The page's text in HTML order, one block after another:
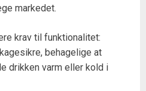
markedet.
krav til funktionalitet:
behagelige at
drikken varm eller kold i